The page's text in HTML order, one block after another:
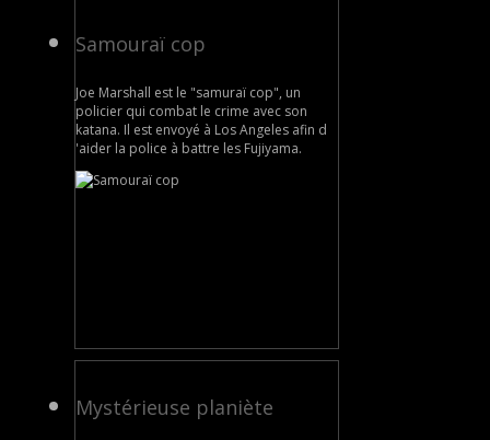
Samouraï cop
Joe Marshall est le "samuraï cop", un
policier qui combat le crime avec son
katana. Il est envoyé à Los Angeles afin d
'aider la police à battre les Fujiyama.
Mystérieuse planiète